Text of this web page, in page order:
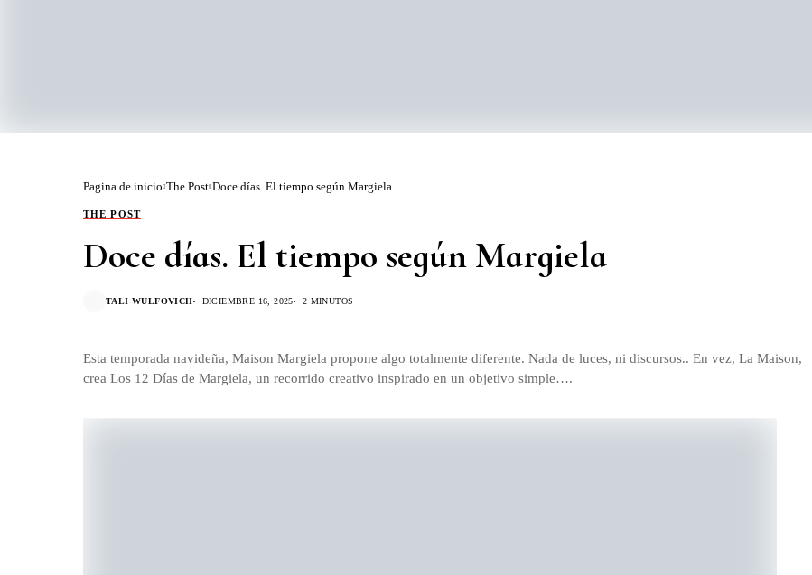
Pagina de inicio The Post Doce días. El tiempo según Margiela
THE POST
Doce días. El tiempo según Margiela
TALI WULFOVICH DICIEMBRE 16, 2025 2 MINUTOS
Esta temporada navideña, Maison Margiela propone algo totalmente diferente. Nada de luces, ni discursos.. En vez, La Maison,
crea Los 12 Días de Margiela, un recorrido creativo inspirado en un objetivo simple….